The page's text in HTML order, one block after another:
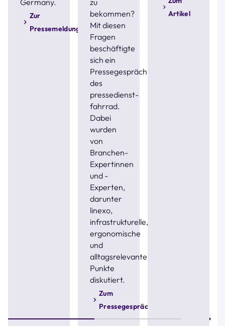
Zur
Pressemeldung
bekommen?
Mit diesen
Fragen
beschäftigte
sich ein
Pressegespräch
des
pressedienst-
fahrrad.
Dabei
wurden
von
Branchen-
Expertinnen
und -
Experten,
darunter
linexo,
infrastrukturelle,
ergonomische
und
alltagsrelevante
Punkte
diskutiert.
Zum
Pressegespräch
Artikel